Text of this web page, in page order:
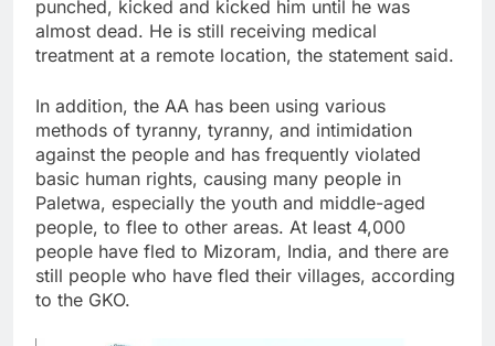
punched, kicked and kicked him until he was
almost dead. He is still receiving medical
treatment at a remote location, the statement said.
In addition, the AA has been using various
methods of tyranny, tyranny, and intimidation
against the people and has frequently violated
basic human rights, causing many people in
Paletwa, especially the youth and middle-aged
people, to flee to other areas. At least 4,000
people have fled to Mizoram, India, and there are
still people who have fled their villages, according
to the GKO.